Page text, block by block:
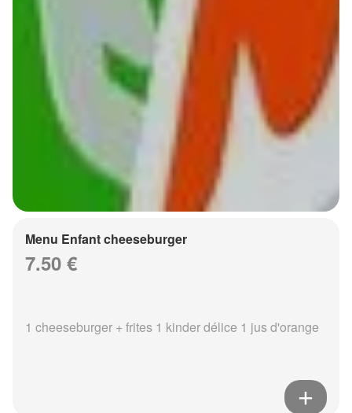
Menu Enfant cheeseburger
7.50 €
1 cheeseburger + frites 1 kinder délice 1 jus d'orange